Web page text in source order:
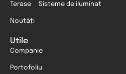
Terase
Noutăți
Sisteme de iluminat
Utile
Companie
Portofoliu